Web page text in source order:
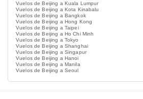
Vuelos de Beijing a Kuala Lumpur
Vuelos de Beijing a Kota Kinabalu
Vuelos de Beijing a Bangkok
Vuelos de Beijing a Hong Kong
Vuelos de Beijing a Taipei
Vuelos de Beijing a Ho Chi Minh
Vuelos de Beijing a Tokyo
Vuelos de Beijing a Shanghai
Vuelos de Beijing a Singapur
Vuelos de Beijing a Hanoi
Vuelos de Beijing a Manila
Vuelos de Beijing a Seoul